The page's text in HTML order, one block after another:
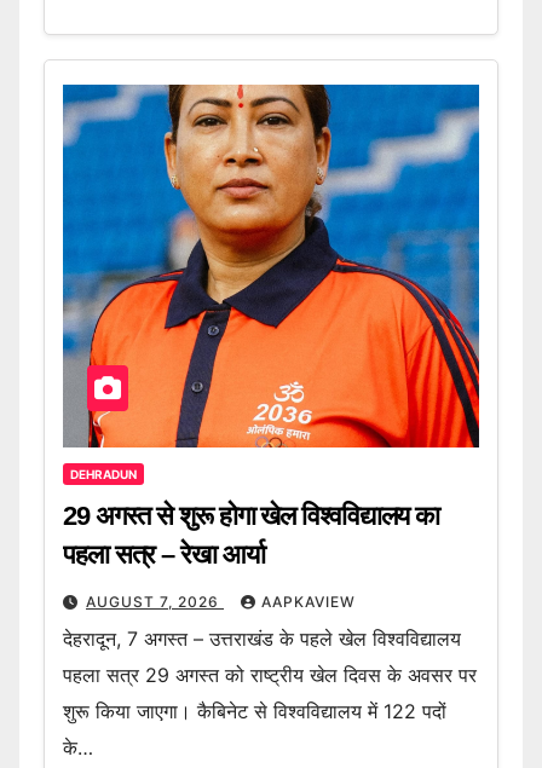
DEHRADUN
29 अगस्त से शुरू होगा खेल विश्वविद्यालय का
पहला सत्र – रेखा आर्या
AUGUST 7, 2026 AAPKAVIEW
देहरादून, 7 अगस्त – उत्तराखंड के पहले खेल विश्वविद्यालय
पहला सत्र 29 अगस्त को राष्ट्रीय खेल दिवस के अवसर पर
शुरू किया जाएगा। कैबिनेट से विश्वविद्यालय में 122 पदों
के…